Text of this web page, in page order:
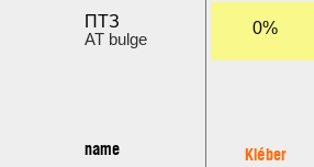
ПТЗ
AT bulge
name
0%
Kléber